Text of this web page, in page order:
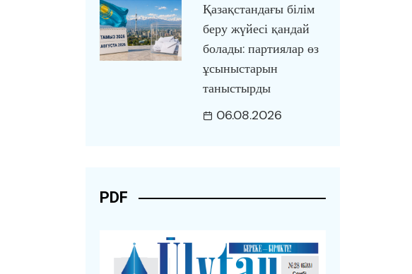
Қазақстандағы білім
беру жүйесі қандай
болады: партиялар өз
ұсыныстарын
таныстырды
06.08.2026
PDF